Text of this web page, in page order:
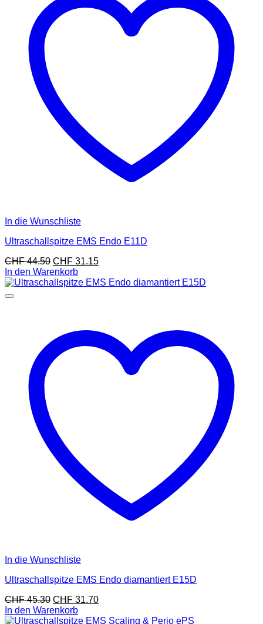
In die Wunschliste
Ultraschallspitze EMS Endo E11D
CHF44.50 CHF 31.15
In den Warenkorb
In die Wunschliste
Ultraschallspitze EMS Endo diamantiert E15D
CHF45.30 CHF 31.70
In den Warenkorb